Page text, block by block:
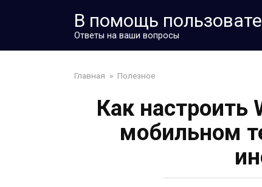
В помощь
Ответы на ваши вопросы
Главная » Полезное
Как настроить
мобильном